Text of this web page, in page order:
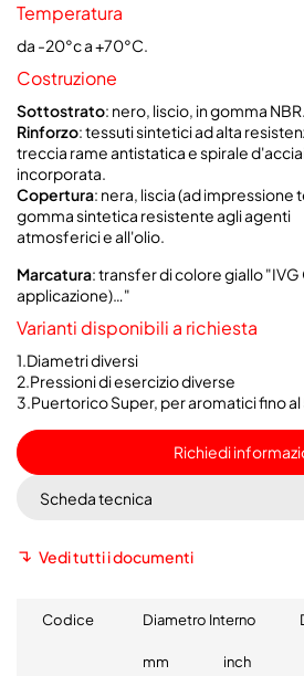
Temperatura
da -20°c a +70°C.
Costruzione
Sottostrato: nero, liscio, in gomma NBR.
Rinforzo: tessuti sintetici ad alta
treccia rame antistatica e spirale
incorporata.
Copertura: nera, liscia (ad impressione
gomma sintetica resistente agli agenti
atmosferici e all'olio.
Marcatura: transfer di colore giallo "IVG
applicazione)…"
Varianti disponibili a richiesta
1.Diametri diversi
2.Pressioni di esercizio diverse
3.Puertorico Super, per aromatici fino
Richiedi
Scheda tecnica
Vedi tutti i documenti
Codice Diametro Interno
mm
inch